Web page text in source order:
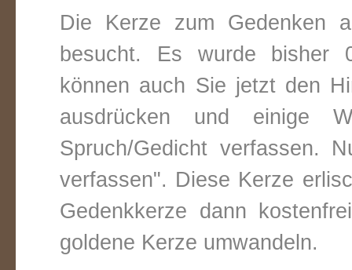
Die Kerze zum Gedenken
besucht. Es wurde bisher
können auch Sie jetzt den
ausdrücken und einige
Spruch/Gedicht verfassen.
verfassen". Diese Kerze
Gedenkkerze dann
goldene Kerze umwandeln.